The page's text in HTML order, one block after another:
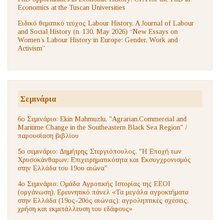
Economics at the Tuscan Universities
Ειδικό θεματικό τεύχος Labour History, A Journal of Labour
and Social History (n. 130, May 2026) “New Essays on
Women’s Labour History in Europe: Gender, Work and
Activism”
Σεμινάρια
6ο Σεμινάριο: Ekin Mahmuzlu, "Agrarian,Commercial and
Maritime Change in the Southeastern Black Sea Region" /
παρουσίαση βιβλίου
5ο σεμινάριο: Δημήτρης Στεργιόπουλος, "Η Εποχή των
Χρυσοκάνθαρων: Επιχειρηματικότητα και Εκσυγχρονισμός
στην Ελλάδα του 19ου αιώνα"
4ο Σεμινάριο: Ομάδα Αγροτικής Ιστορίας της ΕΕΟΙ
(οργάνωση), Ερευνητικό πάνελ «Τα μεγάλα αγροκτήματα
στην Ελλάδα (19ος-20ός αιώνας): αγροληπτικές σχέσεις,
χρήση και εκμετάλλευση του εδάφους»